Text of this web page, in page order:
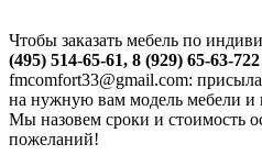
Чтобы заказать мебель по
(495) 514-65-61, 8 (929) 65-63-722
fmcomfort33@gmail.com:
на нужную вам модель мебели и
Мы назовем сроки и стоимость
пожеланий!